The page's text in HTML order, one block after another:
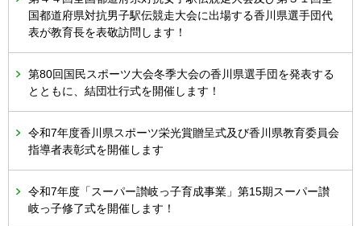
国都道府県対抗男子駅伝競走大会に出場する香川県選手団代
表が教育長を表敬訪問します！
第80回国民スポーツ大会冬季大会の香川県選手団を発表する
とともに、結団壮行式を開催します！
令和7年度香川県スポーツ栄光賞贈呈式及び香川県教育委員会
指導者表彰式を開催します
令和7年度「スーパー讃岐っ子育成事業」第15期スーパー讃
岐っ子修了式を開催します！